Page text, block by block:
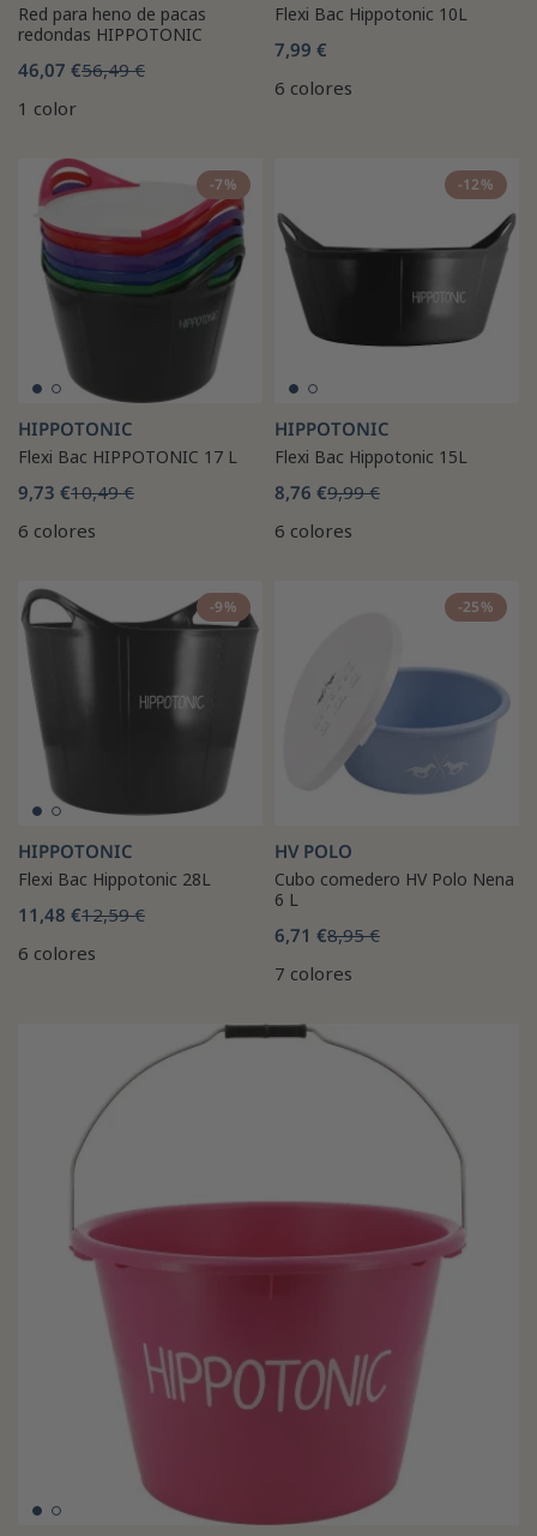
Red para heno de pacas
redondas HIPPOTONIC
46,07 €56,49 €
1 color
Flexi Bac Hippotonic 10L
7,99 €
6 colores
-7%
HIPPOTONIC
Flexi Bac HIPPOTONIC 17 L
9,73 €10,49 €
6 colores
-12%
HIPPOTONIC
Flexi Bac Hippotonic 15L
8,76 €9,99 €
6 colores
-9%
HIPPOTONIC
Flexi Bac Hippotonic 28L
11,48 €12,59 €
6 colores
-25%
HV POLO
Cubo comedero HV Polo Nena
6 L
6,71 €8,95 €
7 colores